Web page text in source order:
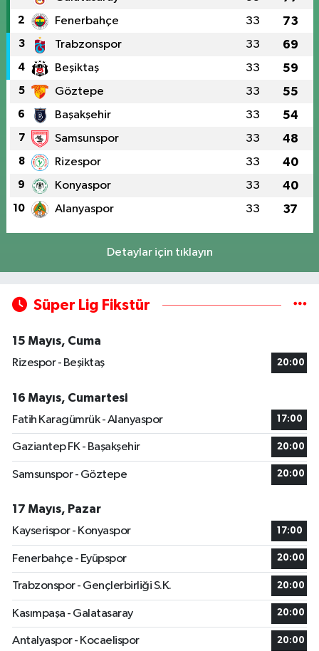
2 Fenerbahçe 33 73
3 Trabzonspor 33 69
4 Beşiktaş 33 59
5 Göztepe 33 55
6 Başakşehir 33 54
7 Samsunspor 33 48
8 Rizespor 33 40
9 Konyaspor 33 40
10 Alanyaspor 33 37
Detaylar için tıklayın
Süper Lig Fikstür
15 Mayıs, Cuma
Rizespor - Beşiktaş
20:00
16 Mayıs, Cumartesi
Fatih Karagümrük - Alanyaspor
17:00
Gaziantep FK - Başakşehir 20:00
Samsunspor - Göztepe 20:00
17 Mayıs, Pazar
Kayserispor - Konyaspor
17:00
Fenerbahçe - Eyüpspor 20:00
Trabzonspor - Gençlerbirliği S.K. 20:00
Kasımpaşa - Galatasaray 20:00
Antalyaspor - Kocaelispor 20:00